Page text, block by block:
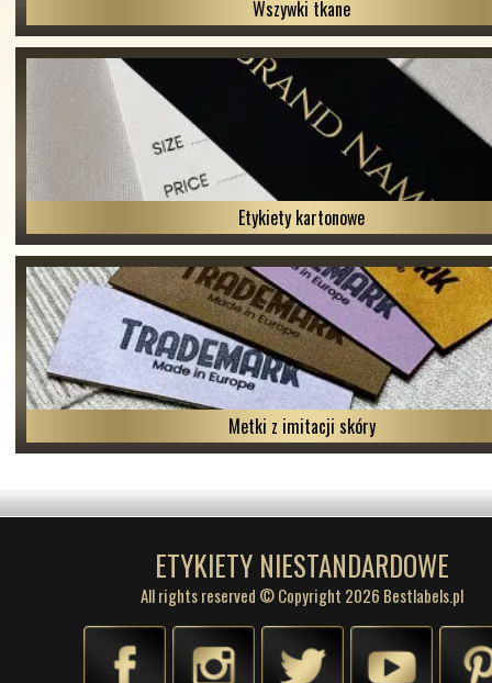
Wszywki tkane
Etykiety kartonowe
Metki z imitacji skóry
ETYKIETY NIESTANDARDOWE
All rights reserved © Copyright 2026 Bestlabels.pl